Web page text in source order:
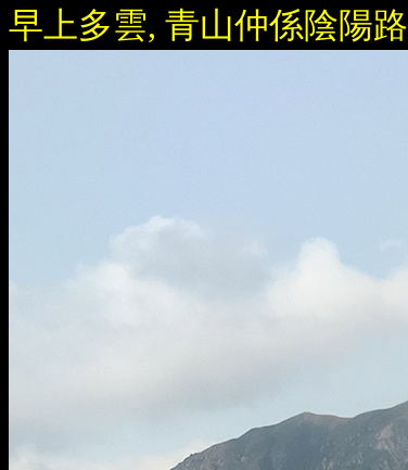
早上多雲, 青山仲係陰陽路